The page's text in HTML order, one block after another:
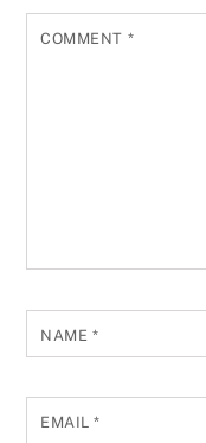
COMMENT *
NAME *
EMAIL*